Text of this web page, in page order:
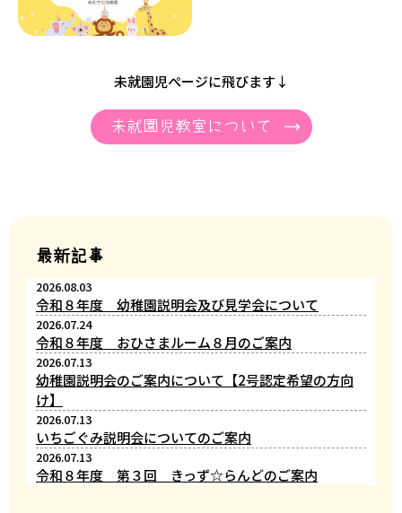
未就園児ぺージに飛びます↓
未就園児教室について
最新記事
2026.08.03
令和８年度 幼稚園説明会及び見学会について
2026.07.24
令和８年度 おひさまルーム８月のご案内
2026.07.13
幼稚園説明会のご案内について【2号認定希望の方向
け】
2026.07.13
いちごぐみ説明会についてのご案内
2026.07.13
令和８年度 第３回 きっず☆らんどのご案内